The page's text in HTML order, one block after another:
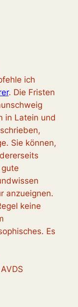
ich
. Die Fristen
in Latein und
Sie können,
anzueignen.
keine
Es